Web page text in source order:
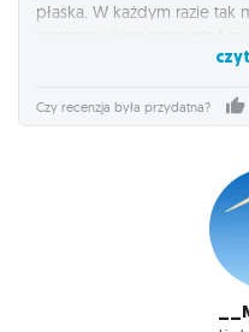
płaska. W każdym razie tak
Miałem więc do czynienia
zdążyłem się zorientować,
późniejszą wersją, dlatego
Minusy wersji USA są
- brak dworców, tuneli i
sprawia, że łatwo innego
staje się nerwowa, bo
zrealizować więcej biletów.
- rozmiarowo zbyt małe
"Europa" są one większe,
Czy recenzja była przydatna?